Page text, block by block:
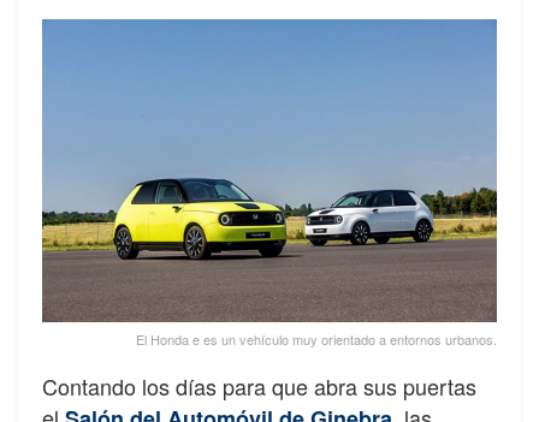
El Honda e es un vehículo muy orientado a entornos urbanos.
Contando los días para que abra sus puertas